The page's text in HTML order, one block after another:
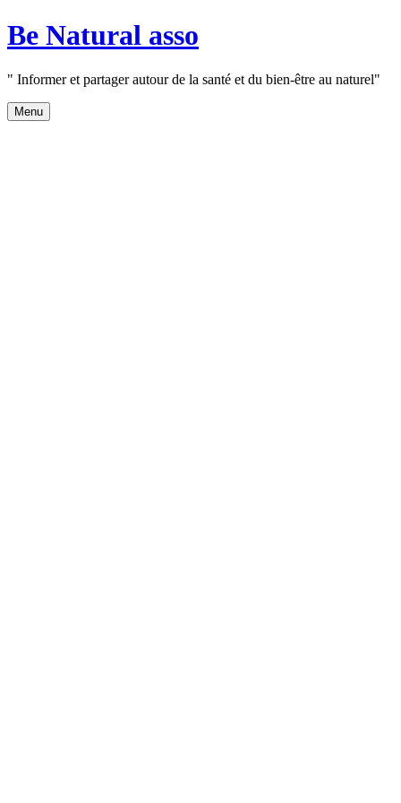
Aller
au
Be Natural asso
" Informer et partager autour de la santé et du bien-être au naturel"
Menu